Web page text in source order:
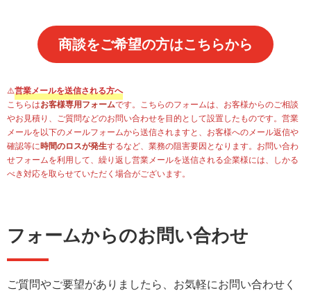
商談をご希望の方はこちらから
⚠️営業メールを送信される方へ
こちらはお客様専用フォームです。こちらのフォームは、お客様からのご相談
やお見積り、ご質問などのお問い合わせを目的として設置したものです。営業
メールを以下のメールフォームから送信されますと、お客様へのメール返信や
確認等に時間のロスが発生するなど、業務の阻害要因となります。お問い合わ
せフォームを利用して、繰り返し営業メールを送信される企業様には、しかる
べき対応を取らせていただく場合がございます。
フォームからのお問い合わせ
ご質問やご要望がありましたら、お気軽にお問い合わせく